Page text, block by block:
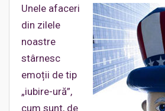
Unele afaceri
din zilele
noastre
stârnesc
emoții de tip
„iubire-ură”,
cum sunt, de